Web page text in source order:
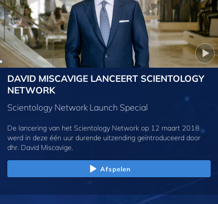
DAVID MISCAVIGE LANCEERT SCIENTOLOGY
NETWORK
Scientology Network Launch Special
De lancering van het Scientology Network op 12 maart 2018
werd in deze één uur durende uitzending geïntroduceerd door
dhr. David Miscavige.
Afspelen